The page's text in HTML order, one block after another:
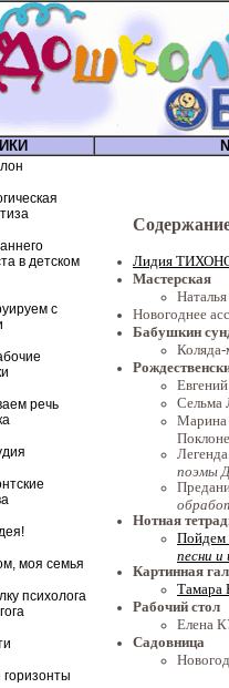
в детском
с
речь
моя семья
психолога
горизонты
Лидия
Мастерская
Новогоднее
Бабушкин
Коляда-
Сельма
поэмы
Нотная
Пойдем
песни
Картинная
Тамара
Рабочий стол
Елена
Садовница